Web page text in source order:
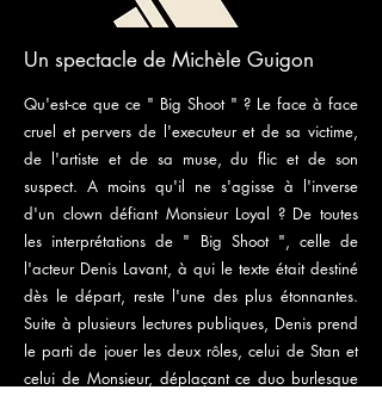
Un spectacle de Michèle Guigon
Qu'est-ce que ce " Big Shoot " ? Le face à face
cruel et pervers de l'executeur et de sa victime,
de l'artiste et de sa muse, du flic et de son
suspect. A moins qu'il ne s'agisse à l'inverse
d'un clown défiant Monsieur Loyal ? De toutes
les interprétations de " Big Shoot ", celle de
l'acteur Denis Lavant, à qui le texte était destiné
dès le départ, reste l'une des plus étonnantes.
Suite à plusieurs lectures publiques, Denis prend
le parti de jouer les deux rôles, celui de Stan et
celui de Monsieur, déplaçant ce duo burlesque